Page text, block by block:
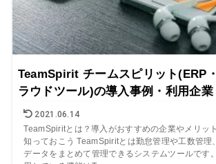
TeamSpirit チームスピリット(ERP
ラウドツール)の導入事例・利用企業
2021.06.14
TeamSpiritとは？導入がおすすめの企業やメリッ
知っておこう TeamSpiritとは勤怠管理や工数管理
データをまとめて管理できるシステムツールです